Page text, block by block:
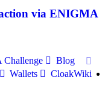
via ENIGMA
Blog
Wallets CloakWiki